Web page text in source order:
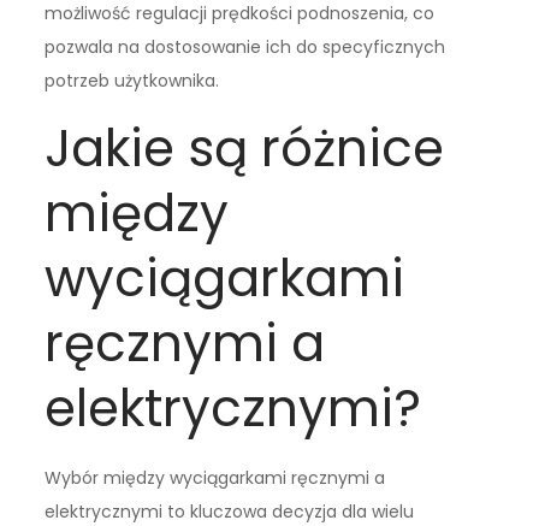
możliwość regulacji prędkości podnoszenia, co
pozwala na dostosowanie ich do specyficznych
potrzeb użytkownika.
Jakie są różnice
między
wyciągarkami
ręcznymi a
elektrycznymi?
Wybór między wyciągarkami ręcznymi a
elektrycznymi to kluczowa decyzja dla wielu